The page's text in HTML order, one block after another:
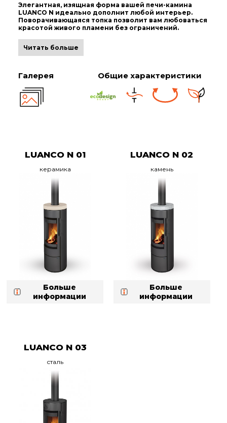
Элегантная, изящная форма вашей печи-камина
LUANCO N идеально дополнит любой интерьер.
Поворачивающаяся топка позволит вам любоваться
красотой живого пламени без ограничений.
Читать больше
Галерея Общие характеристики
LUANCO N 01
керамика
Больше
информации
LUANCO N 02
камень
Больше
информации
LUANCO N 03
сталь